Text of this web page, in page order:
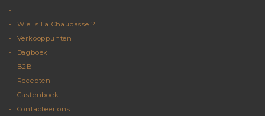
Wie is La Chaudasse ?
Verkooppunten
Dagboek
B2B
Recepten
Gastenboek
Contacteer ons